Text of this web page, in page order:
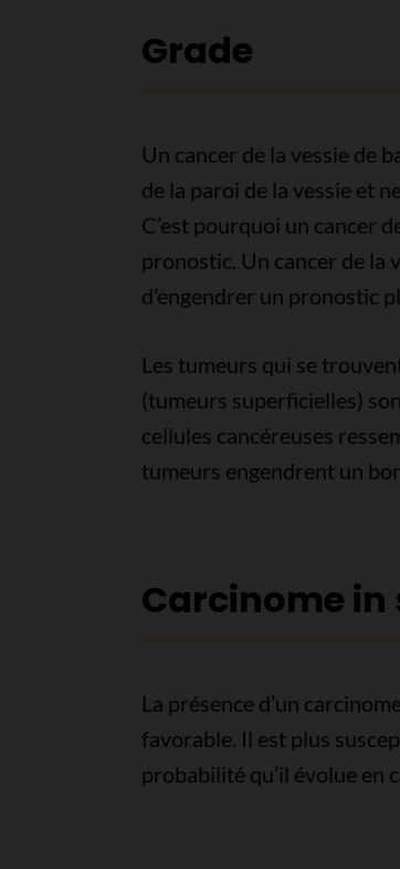
Grade
Un cancer de la vessie de
de la paroi de la vessie et
C’est pourquoi un cancer
pronostic. Un cancer de la
d’engendrer un pronostic
Les tumeurs qui se
(tumeurs superficielles)
cellules cancéreuses
tumeurs engendrent un
Carcinome in
La présence d’un
favorable. Il est plus
probabilité qu’il évolue en